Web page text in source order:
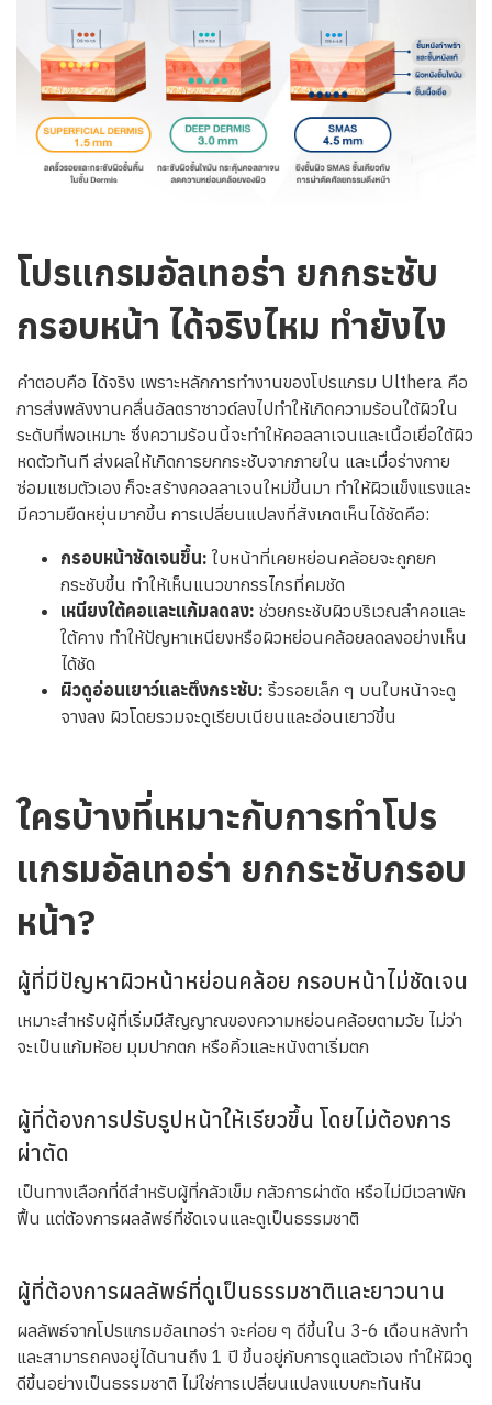
โปรแกรมอัลเทอร่า ยกกระชับ
กรอบหน้า ได้จริงไหม ทำยังไง
คำตอบคือ ได้จริง เพราะหลักการทำงานของโปรแกรม Ulthera คือ
การส่งพลังงานคลื่นอัลตราซาวด์ลงไปทำให้เกิดความร้อนใต้ผิวใน
ระดับที่พอเหมาะ ซึ่งความร้อนนี้จะทำให้คอลลาเจนและเนื้อเยื่อใต้ผิว
หดตัวทันที ส่งผลให้เกิดการยกกระชับจากภายใน และเมื่อร่างกาย
ซ่อมแซมตัวเอง ก็จะสร้างคอลลาเจนใหม่ขึ้นมา ทำให้ผิวแข็งแรงและ
มีความยืดหยุ่นมากขึ้น การเปลี่ยนแปลงที่สังเกตเห็นได้ชัดคือ:
กรอบหน้าชัดเจนขึ้น: ใบหน้าที่เคยหย่อนคล้อยจะถูกยก
กระชับขึ้น ทำให้เห็นแนวขากรรไกรที่คมชัด
เหนียงใต้คอและแก้มลดลง: ช่วยกระชับผิวบริเวณลำคอและ
ใต้คาง ทำให้ปัญหาเหนียงหรือผิวหย่อนคล้อยลดลงอย่างเห็น
ได้ชัด
ผิวดูอ่อนเยาว์และตึงกระชับ: ริ้วรอยเล็ก ๆ บนใบหน้าจะดู
จางลง ผิวโดยรวมจะดูเรียบเนียนและอ่อนเยาว์ขึ้น
ใครบ้างที่เหมาะกับการทำโปร
แกรมอัลเทอร่า ยกกระชับกรอบ
หน้า?
ผู้ที่มีปัญหาผิวหน้าหย่อนคล้อย กรอบหน้าไม่ชัดเจน
เหมาะสำหรับผู้ที่เริ่มมีสัญญาณของความหย่อนคล้อยตามวัย ไม่ว่า
จะเป็นแก้มห้อย มุมปากตก หรือคิ้วและหนังตาเริ่มตก
ผู้ที่ต้องการปรับรูปหน้าให้เรียวขึ้น โดยไม่ต้องการ
ผ่าตัด
เป็นทางเลือกที่ดีสำหรับผู้ที่กลัวเข็ม กลัวการผ่าตัด หรือไม่มีเวลาพัก
ฟื้น แต่ต้องการผลลัพธ์ที่ชัดเจนและดูเป็นธรรมชาติ
ผู้ที่ต้องการผลลัพธ์ที่ดูเป็นธรรมชาติและยาวนาน
ผลลัพธ์จากโปรแกรมอัลเทอร่า จะค่อย ๆ ดีขึ้นใน 3-6 เดือนหลังทำ
และสามารถคงอยู่ได้นานถึง 1 ปี ขึ้นอยู่กับการดูแลตัวเอง ทำให้ผิวดู
ดีขึ้นอย่างเป็นธรรมชาติ ไม่ใช่การเปลี่ยนแปลงแบบกะทันหัน